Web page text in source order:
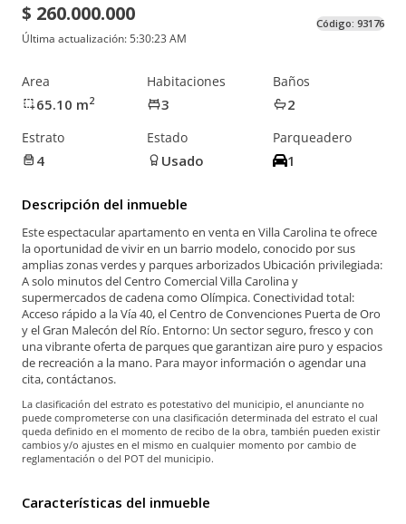
$ 260.000.000
Última actualización:5:30:23 AM
Código: 93176
Area
65.10 m2
Habitaciones
3
Baños
2
Estrato
4
Estado
Usado
Parqueadero
1
Descripción del inmueble
Este espectacular apartamento en venta en Villa Carolina te ofrece
la oportunidad de vivir en un barrio modelo, conocido por sus
amplias zonas verdes y parques arborizados Ubicación privilegiada:
A solo minutos del Centro Comercial Villa Carolina y
supermercados de cadena como Olímpica. Conectividad total:
Acceso rápido a la Vía 40, el Centro de Convenciones Puerta de Oro
y el Gran Malecón del Río. Entorno: Un sector seguro, fresco y con
una vibrante oferta de parques que garantizan aire puro y espacios
de recreación a la mano. Para mayor información o agendar una
cita, contáctanos.
La clasificación del estrato es potestativo del municipio, el anunciante no
puede comprometerse con una clasificación determinada del estrato el cual
queda definido en el momento de recibo de la obra, también pueden existir
cambios y/o ajustes en el mismo en cualquier momento por cambio de
reglamentación o del POT del municipio.
Características del inmueble